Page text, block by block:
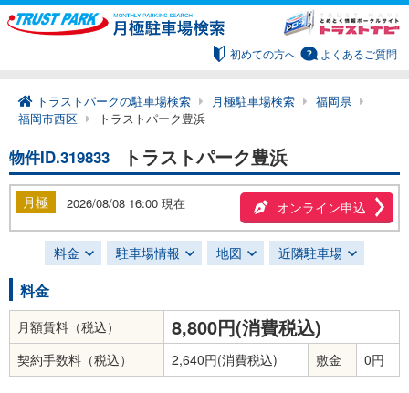
初めての方へ よくあるご質問
トラストパークの駐車場検索 月極駐車場検索
福岡県
福岡市西区
トラストパーク豊浜
物件ID.319833 トラストパーク豊浜
月極 2026/08/08 16:00 現在 オンライン申込
料金 駐車場情報 地図 近隣駐車場
料金
月額賃料（税込） 8,800円(消費税込)
契約手数料（税込） 2,640円(消費税込) 敷金 0円